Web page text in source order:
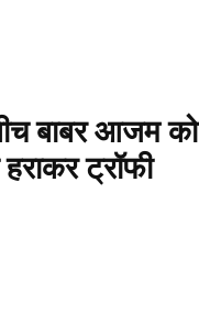
बाबर आजम को
ट्रॉफी